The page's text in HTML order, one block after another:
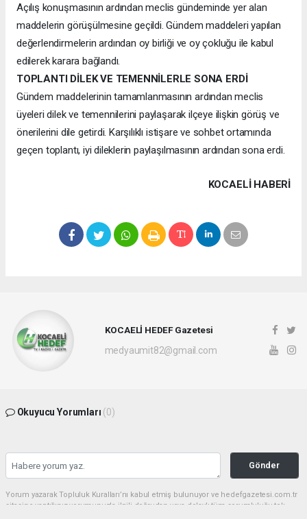
Açılış konuşmasının ardından meclis gündeminde yer alan
maddelerin görüşülmesine geçildi. Gündem maddeleri yapılan
değerlendirmelerin ardından oy birliği ve oy çokluğu ile kabul
edilerek karara bağlandı.
TOPLANTI DİLEK VE TEMENNİLERLE SONA ERDİ
Gündem maddelerinin tamamlanmasının ardından meclis
üyeleri dilek ve temennilerini paylaşarak ilçeye ilişkin görüş ve
önerilerini dile getirdi. Karşılıklı istişare ve sohbet ortamında
geçen toplantı, iyi dileklerin paylaşılmasının ardından sona erdi.
KOCAELI HABERİ
KOCAELİ HEDEF Gazetesi
medyaumit82@gmail.com
Okuyucu Yorumları (0)
Gönder
Yorum yazarak Topluluk Kuralları’nı kabul etmiş bulunuyor ve hedefgazetesi.com.tr
sitesine yaptığınız yorumunuzla ilgili doğrudan veya dolaylı tüm sorumluluğu tek